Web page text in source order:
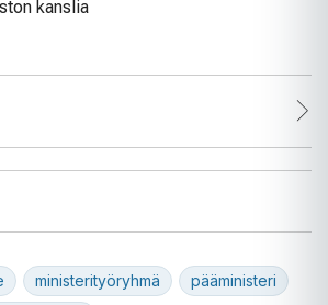
kanslia
ministerityöryhmä
pääministeri